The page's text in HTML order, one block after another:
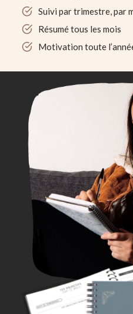
Suivi par trimestre, par
Résumé tous les mois
Motivation toute